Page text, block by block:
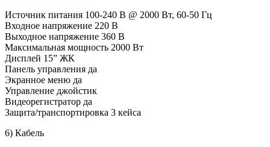
Источник питания 100-240 В @ 2000 Вт, 60-50 Гц
Входное напряжение 220 В
Выходное напряжение 360 В
Максимальная мощность 2000 Вт
Дисплей 15” ЖК
Панель управления да
Экранное меню да
Управление джойстик
Видеорегистратор да
Защита/транспортировка 3 кейса
6) Кабель